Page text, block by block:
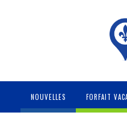
NOUVELLES FORFAIT